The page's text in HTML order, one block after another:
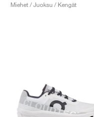
Miehet / Juoksu / Kengät